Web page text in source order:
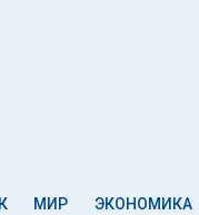
МИР ЭКОНОМИКА